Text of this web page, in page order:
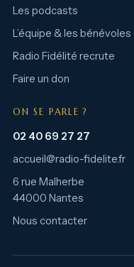
Les podcasts
L’équipe & les bénévoles
Radio Fidélité recrute
Faire un don
ON SE PARLE ?
02 40 69 27 27
accueil@radio-fidelite.fr
6 rue Malherbe
44000 Nantes
Nous contacter